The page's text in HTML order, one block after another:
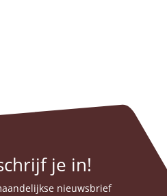
je in!
nieuwsbrief